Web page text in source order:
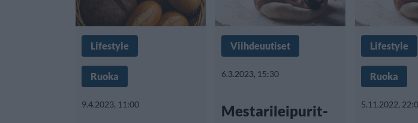
Lifestyle
Ruoka
9.4.2023, 11:00
Viihdeuutiset
6.3.2023, 15:30
Mestarileipurit-
Lifestyle
Ruoka
5.11.2022,